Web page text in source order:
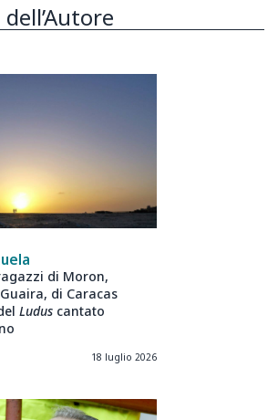
di Moron,
di Caracas
Ludus cantato
18 luglio 2026